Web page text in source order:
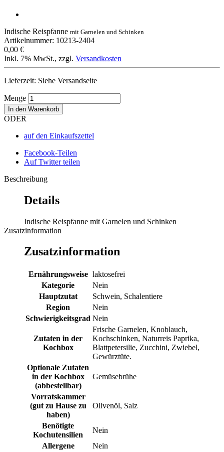
Indische Reispfanne mit Garnelen und Schinken
Artikelnummer: 10213-2404
0,00 €
Inkl. 7% MwSt., zzgl. Versandkosten
Lieferzeit: Siehe Versandseite
Menge
In den Warenkorb
ODER
auf den Einkaufszettel
Facebook-Teilen
Auf Twitter teilen
Beschreibung
Details
Indische Reispfanne mit Garnelen und Schinken
Zusatzinformation
Zusatzinformation
Ernährungsweise laktosefrei
Kategorie
Nein
Hauptzutat
Schwein, Schalentiere
Region
Nein
Schwierigkeitsgrad Nein
Zutaten in der
Kochbox
Frische Garnelen, Knoblauch,
Kochschinken, Naturreis Paprika,
Blattpetersilie, Zucchini, Zwiebel,
Gewürztüte.
Optionale Zutaten
in der Kochbox
(abbestellbar)
Gemüsebrühe
Vorratskammer
(gut zu Hause zu
haben)
Olivenöl, Salz
Benötigte
Kochutensilien
Nein
Allergene
Nein